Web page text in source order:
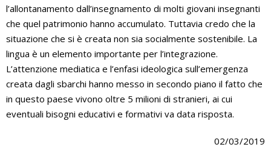
l’allontanamento dall’insegnamento di molti giovani insegnanti
che quel patrimonio hanno accumulato. Tuttavia credo che la
situazione che si è creata non sia socialmente sostenibile. La
lingua è un elemento importante per l’integrazione.
L’attenzione mediatica e l’enfasi ideologica sull’emergenza
creata dagli sbarchi hanno messo in secondo piano il fatto che
in questo paese vivono oltre 5 milioni di stranieri, ai cui
eventuali bisogni educativi e formativi va data risposta.
02/03/2019